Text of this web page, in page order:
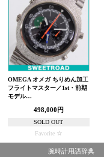
OMEGA オメガ ちりめん加工
フライトマスター／1st・前期
モデル…
498,000円
SOLD OUT
Favorite
腕時計用語辞典